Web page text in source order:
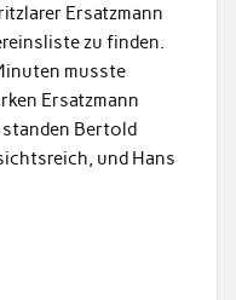
Ersatzmann
zu finden.
musste
Ersatzmann
Bertold
und Hans